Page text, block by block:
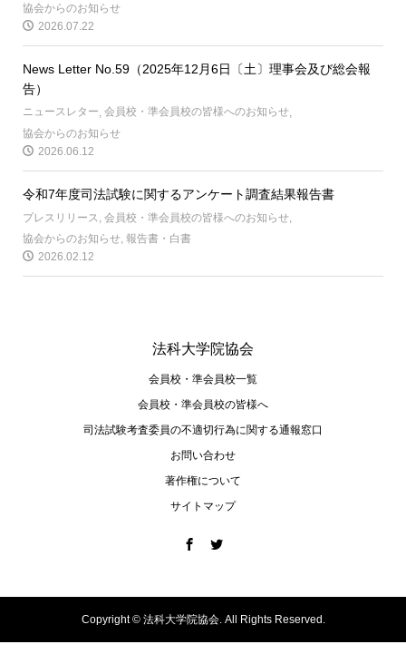
協会からのお知らせ
2026.07.22
News Letter No.59（2025年12月6日〔土〕理事会及び総会報
告）
ニュースレター 会員校・準会員校の皆様へのお知らせ
協会からのお知らせ
2026.06.12
令和7年度司法試験に関するアンケート調査結果報告書
プレスリリース 会員校・準会員校の皆様へのお知らせ
協会からのお知らせ, 報告書・白書
2026.02.12
法科大学院協会
会員校・準会員校一覧
会員校・準会員校の皆様へ
司法試験考査委員の不適切⾏為に関する通報窓⼝
お問い合わせ
著作権について
サイトマップ
Copyright ©法科大学院協会. All Rights Reserved.